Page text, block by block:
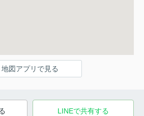
地図アプリで見る
LINEで共有する